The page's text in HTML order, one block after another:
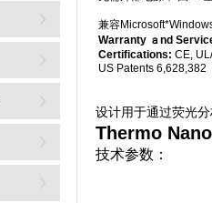
兼容
Warranty ａnd
Certifications: CE,
US Patents 6,628,382
设计用于通过荧光
Thermo
技术参数：